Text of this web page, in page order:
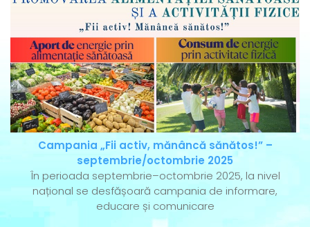
Campania „Fii activ, mănâncă sănătos!” –
septembrie/octombrie 2025
În perioada septembrie–octombrie 2025, la nivel
național se desfășoară campania de informare,
educare și comunicare